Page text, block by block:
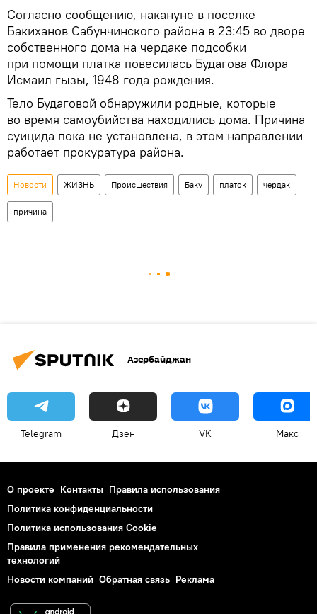
Согласно сообщению, накануне в поселке
Бакиханов Сабунчинского района в 23:45 во дворе
собственного дома на чердаке подсобки
при помощи платка повесилась Будагова Флора
Исмаил гызы, 1948 года рождения.
Тело Будаговой обнаружили родные, которые
во время самоубийства находились дома. Причина
суицида пока не установлена, в этом направлении
работает прокуратура района.
Новости ЖИЗНЬ Происшествия Баку платок чердак
причина
Азербайджан
Telegram Дзен VK Макс
О проекте Контакты Правила использования
Политика конфиденциальности
Политика использования Cookie
Правила применения рекомендательных
технологий
Новости компаний Обратная связь Реклама